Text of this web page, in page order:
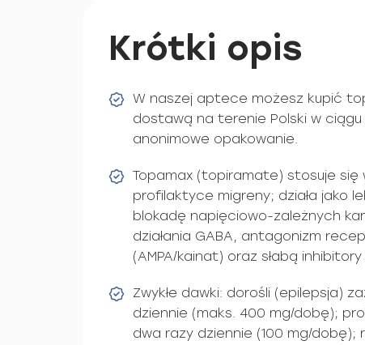
Krótki opis
W naszej aptece możesz kupić
dostawą na terenie Polski w ciągu
anonimowe opakowanie.
Topamax (topiramate) stosuje się
profilaktyce migreny; działa jako
blokadę napięciowo-zależnych
działania GABA, antagonizm
(AMPA/kainat) oraz słabą
Zwykłe dawki: dorośli (epilepsja)
dziennie (maks. 400 mg/dobę);
dwa razy dziennie (100 mg/